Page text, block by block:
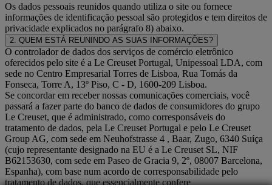
Os dados pessoais reunidos quando utiliza o site ou fornece
informações de identificação pessoal são protegidos e tem direitos de
privacidade explicados no parágrafo 8) abaixo.
2. QUEM ESTÁ REUNINDO AS SUAS INFORMAÇÕES?
O controlador de dados dos serviços de comércio eletrônico
oferecidos pelo site é a Le Creuset Portugal, Unipessoal LDA, com
sede no Centro Empresarial Torres de Lisboa, Rua Tomás da
Fonseca, Torre A, 13º Piso, C - D, 1600-209 Lisboa.
Se concordar em receber nossas comunicações comerciais, você
passará a fazer parte do banco de dados de consumidores do grupo
Le Creuset, que é administrado, como corresponsáveis do
tratamento de dados, pela Le Creuset Portugal e pelo Le Creuset
Group AG, com sede em Neuhofstrasse 4 , Baar, Zugo, 6340 Suíça
(cujo representante designado na EU é a Le Creuset SL, NIF
B62153630, com sede em Paseo de Gracia 9, 2º, 08007 Barcelona,
Espanha), com base num acordo de corresponsabilidade pelo
tratamento de dados, que essencialmente confere